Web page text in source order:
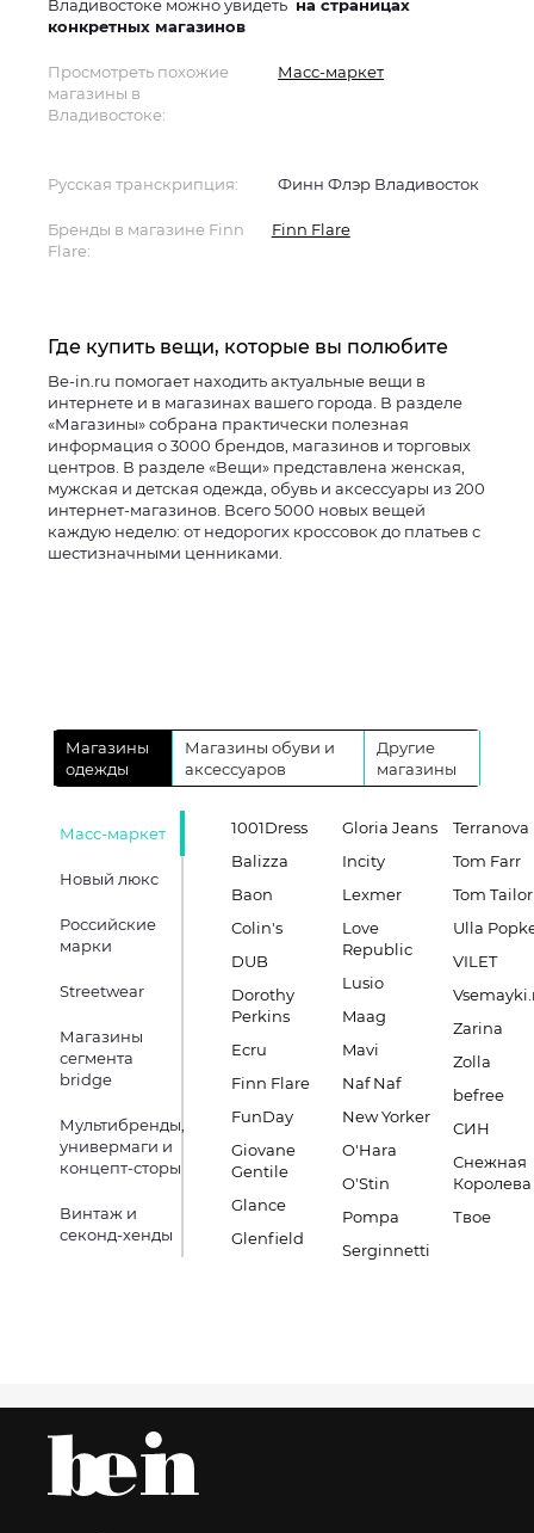
Владивостоке можно увидеть на страницах
конкретных магазинов
Просмотреть похожие
магазины в
Владивостоке:
Масс-маркет
Русская транскрипция: Финн Флэр Владивосток
Бренды в магазине Finn
Flare:
Finn Flare
Где купить вещи, которые вы полюбите
Be-in.ru помогает находить актуальные вещи в
интернете и в магазинах вашего города. В разделе
«Магазины» собрана практически полезная
информация о 3000 брендов, магазинов и торговых
центров. В разделе «Вещи» представлена женская,
мужская и детская одежда, обувь и аксессуары из 200
интернет-магазинов. Всего 5000 новых вещей
каждую неделю: от недорогих кроссовок до платьев с
шестизначными ценниками.
Магазины
одежды
Магазины обуви и
аксессуаров
Другие
магазины
Масс-маркет
Новый люкс
Российские
марки
Streetwear
Магазины
сегмента
bridge
Мультибренды,
универмаги и
концепт-сторы
Винтаж и
секонд-хенды
1001Dress
Balizza
Baon
Colin's
DUB
Dorothy
Perkins
Ecru
Finn Flare
FunDay
Giovane
Gentile
Glance
Glenfield
Gloria Jeans
Incity
Lexmer
Love
Republic
Lusio
Maag
Mavi
Naf Naf
New Yorker
O'Hara
O'Stin
Pompa
Serginnetti
Terranova
Tom Farr
Tom Tailor
Ulla
VILET
Zarina
Zolla
befree
СИН
Снежная
Королева
Твое